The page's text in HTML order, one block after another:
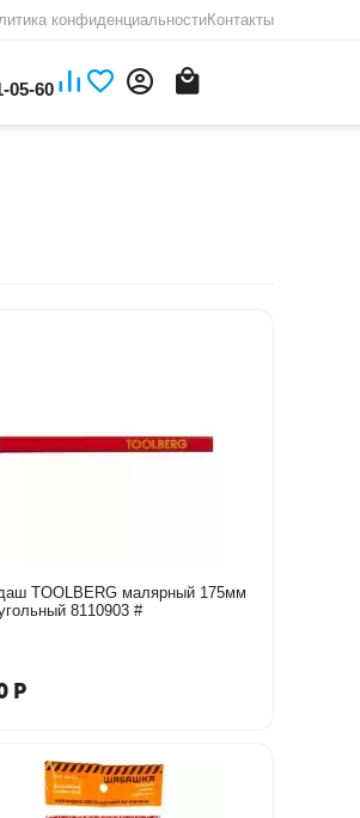
конфиденциальностиКонтакты
05-60
TOOLBERG малярный 175мм
прямоугольный 8110903 #
Р